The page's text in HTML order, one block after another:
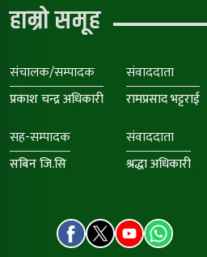
हाम्रो समूह
संचालक/सम्पादक
प्रकाश चन्द्र अधिकारी
संवाददाता
रामप्रसाद भट्टराई
सह-सम्पादक
सबिन जि.सि
संवाददाता
श्रद्धा अधिकारी